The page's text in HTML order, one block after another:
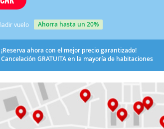
vuelo ahorra hasta un 20%
¡Reserva ahora con el mejor precio garantizado!
Cancelación GRATUITAen la mayoría de habitaciones